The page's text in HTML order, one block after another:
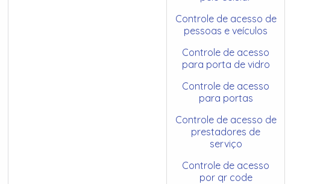
Controle de acesso de
pessoas e veículos
Controle de acesso
para porta de vidro
Controle de acesso
para portas
Controle de acesso de
prestadores de
serviço
Controle de acesso
por qr code